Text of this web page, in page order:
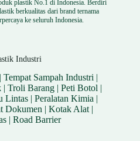
plastik No.1 di Indonesia. Berdiri
berkualitas dari brand ternama
ke seluruh Indonesia.
Industri
Tempat Sampah Industri |
|Troli Barang |Peti Botol |
Lintas| Peralatan Kimia |
Dokumen | Kotak Alat|
|Road Barrier